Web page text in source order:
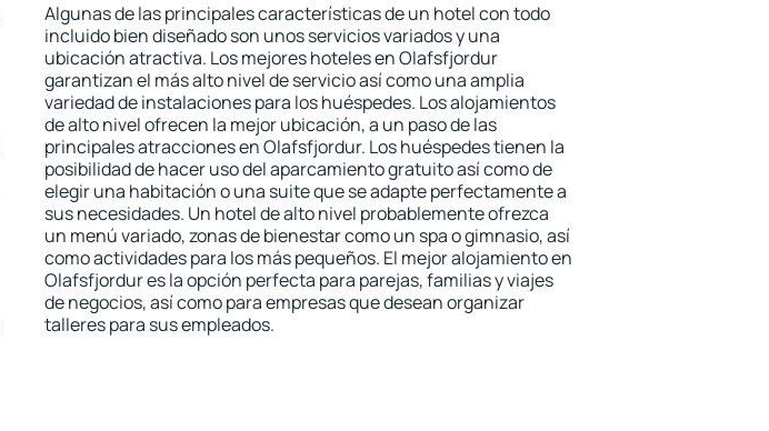
Algunas de las principales características de un hotel con todo
incluido bien diseñado son unos servicios variados y una
ubicación atractiva. Los mejores hoteles en Olafsfjordur
garantizan el más alto nivel de servicio así como una amplia
variedad de instalaciones para los huéspedes. Los alojamientos
de alto nivel ofrecen la mejor ubicación, a un paso de las
principales atracciones en Olafsfjordur. Los huéspedes tienen la
posibilidad de hacer uso del aparcamiento gratuito así como de
elegir una habitación o una suite que se adapte perfectamente a
sus necesidades. Un hotel de alto nivel probablemente ofrezca
un menú variado, zonas de bienestar como un spa o gimnasio, así
como actividades para los más pequeños. El mejor alojamiento en
Olafsfjordur es la opción perfecta para parejas, familias y viajes
de negocios, así como para empresas que desean organizar
talleres para sus empleados.